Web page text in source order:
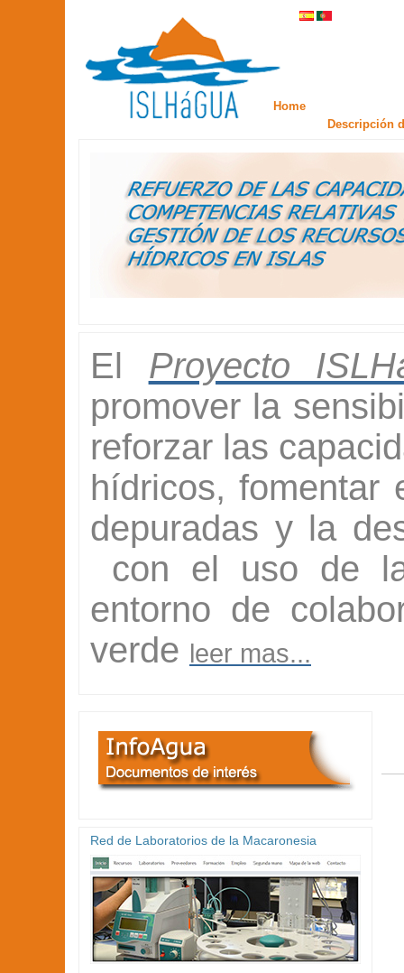
Home
Descripción
El Proyecto
promover la
reforzar las
hídricos, fomentar
depuradas y la
con el uso de
entorno de
verde leer mas...
Red de Laboratorios de la Macaronesia